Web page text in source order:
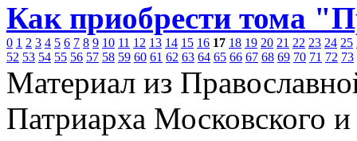
Как приобрести тома
0 1 2 3 4 5 6 7 8 9 10 11 12 13 14 15 16 17 18 19 20 21 22 23 24 25
52 53 54 55 56 57 58 59 60 61 62 63 64 65 66 67 68 69 70 71 72 73
Материал из
Патриарха Московского